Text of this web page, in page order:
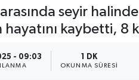
seyir
hayatını kaybetti, 8
- 09:03 1 DK
OKUNMA SÜRESI